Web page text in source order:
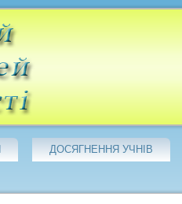
ДОСЯГНЕННЯ УЧНІВ